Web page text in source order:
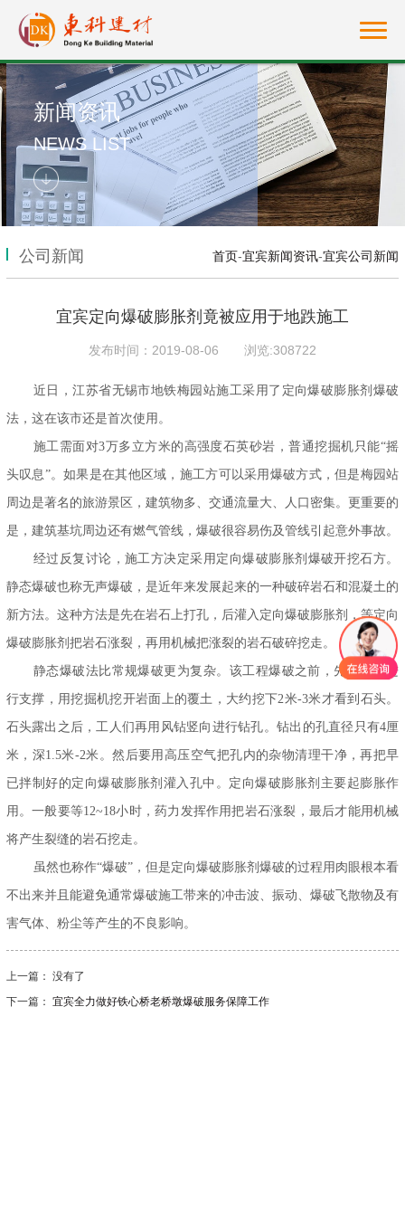
新闻资讯
NEWS LIST
公司新闻 首页-宜宾新闻资讯-宜宾公司新闻
宜宾定向爆破膨胀剂竟被应用于地跌施工
发布时间：2019-08-06 浏览:308722
近日，江苏省无锡市地铁梅园站施工采用了定向爆破膨胀剂爆破
法，这在该市还是首次使用。
施工需面对3万多立方米的高强度石英砂岩，普通挖掘机只能“摇
头叹息”。如果是在其他区域，施工方可以采用爆破方式，但是梅园站
周边是著名的旅游景区，建筑物多、交通流量大、人口密集。更重要的
是，建筑基坑周边还有燃气管线，爆破很容易伤及管线引起意外事故。
经过反复讨论，施工方决定采用 定向爆破膨胀剂 爆破开挖石方。
静态爆破也称无声爆破，是近年来发展起来的一种破碎岩石和混凝土的
新方法。这种方法是先在岩石上打孔，后灌入 定向爆破膨胀剂 ，等定向
爆破膨胀剂 把岩石涨裂，再用机械把涨裂的岩石破碎挖走。
静态爆破法比常规爆破更为复杂。该工程爆破之前，先对周边进
行支撑，用挖掘机挖开岩面上的覆土，大约挖下2米-3米才看到石头。
石头露出之后，工人们再用风钻竖向进行钻孔。钻出的孔直径只有4厘
米，深1.5米-2米。然后要用高压空气把孔内的杂物清理干净，再把早
已拌制好的定向爆破膨胀剂 灌入孔中。 定向爆破膨胀剂 主要起膨胀作
用。一般要等12~18小时，药力发挥作用把岩石涨裂，最后才能用机械
将产生裂缝的岩石挖走。
虽然也称作“爆破”，但是定向爆破膨胀剂爆破的过程用肉眼根本看
不出来并且能避免通常爆破施工带来的冲击波、振动、爆破飞散物及有
害气体、粉尘等产生的不良影响。
上一篇： 没有了
下一篇： 宜宾全力做好铁心桥老桥墩爆破服务保障工作